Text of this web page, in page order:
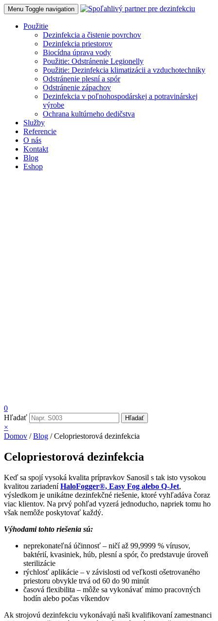
Menu Toggle navigation
Použitie
Dezinfekcia a čistenie povrchov
Dezinfekcia priestorov
Biocídna úprava vody
Použitie: Odstránenie Legionelly
Použitie: Dezinfekcia klimatizácii a vzduchotechniky
Odstránenie plesní a spór
Odstránenie zápachov
Dezinfekcia v poľnohospodárskej a potravinárskej
výrobe
Ochrana kultúrneho dedičstva
Služby
Referencie
O nás
Kontakt
Blog
Eshop
0
Hľadať
Hľadať
×
Domov /Blog /Celopriestorová dezinfekcia
Celopriestorová dezinfekcia
Keď sa spojí vysoká kvalita prípravkov Sanosil s tak isto vysokou
kvalitou zariadeníHaloFogger®, Easy Fog alebo Q-Jet,
výsledkom je unikátne dezinfekčné riešenie, ktoré vyhľadáva čoraz
viac klientov. Na prvý pohľad vyzerá jednoducho, napriek tomu ho
však nemôže poskytovať každý.
Výhodami tohto riešenia sú:
neprekonateľná účinnosť – ničí až 99,9999 % vírusov,
baktérií, kvasiniek, húb, plesní a spór, čo predstavuje úroveň
sterilizácie
rýchlosť aplikácie – v závislosti od veľkosti ošetrovaného
priestoru obvykle trvá od 60 do 90 minút
časová flexibilita – môže sa vykonávať mimo pracovných
hodín alebo počas víkendov
Ak strojovú dezinfekciu vykonávajú naši kvalifikovaní zamestnanci